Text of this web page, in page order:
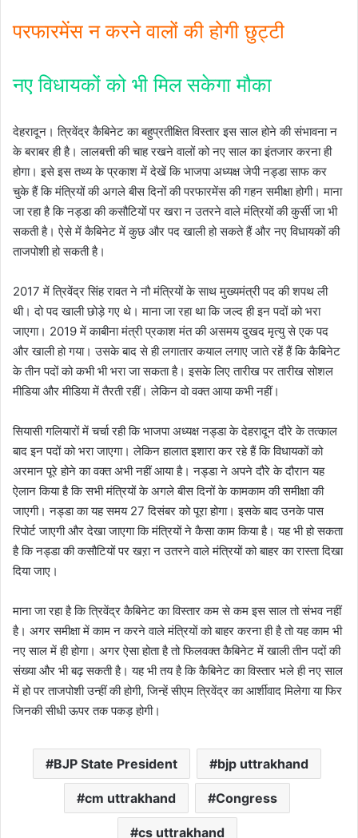
परफारमेंस न करने वालों की होगी छुट्टी
नए विधायकों को भी मिल सकेगा मौका
देहरादून। त्रिवेंद्र कैबिनेट का बहुप्रतीक्षित विस्तार इस साल होने की संभावना न
के बराबर ही है। लालबत्ती की चाह रखने वालों को नए साल का इंतजार करना ही
होगा। इसे इस तथ्य के प्रकाश में देखें कि भाजपा अध्यक्ष जेपी नड्डा साफ कर
चुके हैं कि मंत्रियों की अगले बीस दिनों की परफारमेंस की गहन समीक्षा होगी। माना
जा रहा है कि नड्डा की कसौटियों पर खरा न उतरने वाले मंत्रियों की कुर्सी जा भी
सकती है। ऐसे में कैबिनेट में कुछ और पद खाली हो सकते हैं और नए विधायकों की
ताजपोशी हो सकती है।
2017 में त्रिवेंद्र सिंह रावत ने नौ मंत्रियों के साथ मुख्यमंत्री पद की शपथ ली
थी। दो पद खाली छोड़े गए थे। माना जा रहा था कि जल्द ही इन पदों को भरा
जाएगा। 2019 में काबीना मंत्री प्रकाश मंत की असमय दुखद मृत्यु से एक पद
और खाली हो गया। उसके बाद से ही लगातार कयाल लगाए जाते रहें हैं कि कैबिनेट
के तीन पदों को कभी भी भरा जा सकता है। इसके लिए तारीख पर तारीख सोशल
मीडिया और मीडिया में तैरती रहीं। लेकिन वो वक्त आया कभी नहीं।
सियासी गलियारों में चर्चा रही कि भाजपा अध्यक्ष नड्डा के देहरादून दौरे के तत्काल
बाद इन पदों को भरा जाएगा। लेकिन हालात इशारा कर रहे हैं कि विधायकों को
अरमान पूरे होने का वक्त अभी नहीं आया है। नड्डा ने अपने दौरे के दौरान यह
ऐलान किया है कि सभी मंत्रियों के अगले बीस दिनों के कामकाम की समीक्षा की
जाएगी। नड्डा का यह समय 27 दिसंबर को पूरा होगा। इसके बाद उनके पास
रिपोर्ट जाएगी और देखा जाएगा कि मंत्रियों ने कैसा काम किया है। यह भी हो सकता
है कि नड्डा की कसौटियों पर खऱा न उतरने वाले मंत्रियों को बाहर का रास्ता दिखा
दिया जाए।
माना जा रहा है कि त्रिवेंद्र कैबिनेट का विस्तार कम से कम इस साल तो संभव नहीं
है। अगर समीक्षा में काम न करने वाले मंत्रियों को बाहर करना ही है तो यह काम भी
नए साल में ही होगा। अगर ऐसा होता है तो फिलवक्त कैबिनेट में खाली तीन पदों की
संख्या और भी बढ़ सकती है। यह भी तय है कि कैबिनेट का विस्तार भले ही नए साल
में हो पर ताजपोशी उन्हीं की होगी, जिन्हें सीएम त्रिवेंद्र का आर्शीवाद मिलेगा या फिर
जिनकी सीधी ऊपर तक पकड़ होगी।
BJP State President bjp uttrakhand
cm uttrakhand Congress
cs uttrakhand